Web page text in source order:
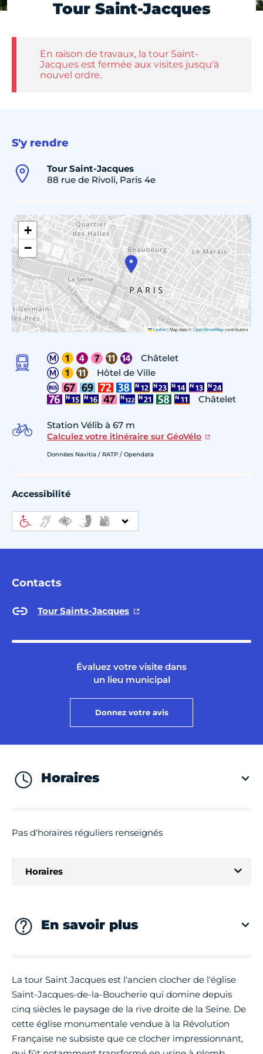
Tour Saint-Jacques
En raison de travaux, la tour Saint-
Jacques est fermée aux visites jusqu'à
nouvel ordre.
S'y rendre
Tour Saint-Jacques
88 rue de Rivoli, Paris 4e
+
−
Leaflet|Map data ©OpenStreetMapcontributors
Châtelet
Hôtel de Ville
Châtelet
Station Vélib à 67 m
Calculez votre itinéraire sur GéoVélo
Données Navitia / RATP / Opendata
Accessibilité
Contacts
Tour Saints-Jacques
Évaluez votre visite dans
un lieu municipal
Donnez votre avis
Horaires
Pas d'horaires réguliers renseignés
Horaires
Lundi Fermé
Mercredi Fermé
En savoir plus
La tour Saint Jacques est l'ancien clocher de l'église
Saint-Jacques-de-la-Boucherie qui domine depuis
cinq siècles le paysage de la rive droite de la Seine. De
cette église monumentale vendue à la Révolution
Française ne subsiste que ce clocher impressionnant,